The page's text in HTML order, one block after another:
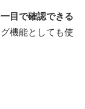
目で確認できる
機能としても使